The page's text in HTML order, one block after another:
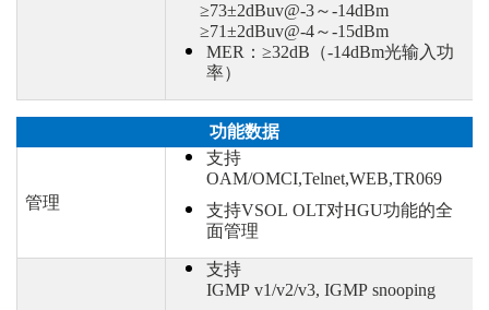
≥73±2dBuv@-3～-14dBm
≥71±2dBuv@-4～-15dBm
MER：≥32dB（-14dBm光输入功
率）
功能数据
管理
支持
OAM/OMCI,Telnet,WEB,TR069
支持VSOL OLT对HGU功能的全
面管理
支持
IGMP v1/v2/v3, IGMP snooping